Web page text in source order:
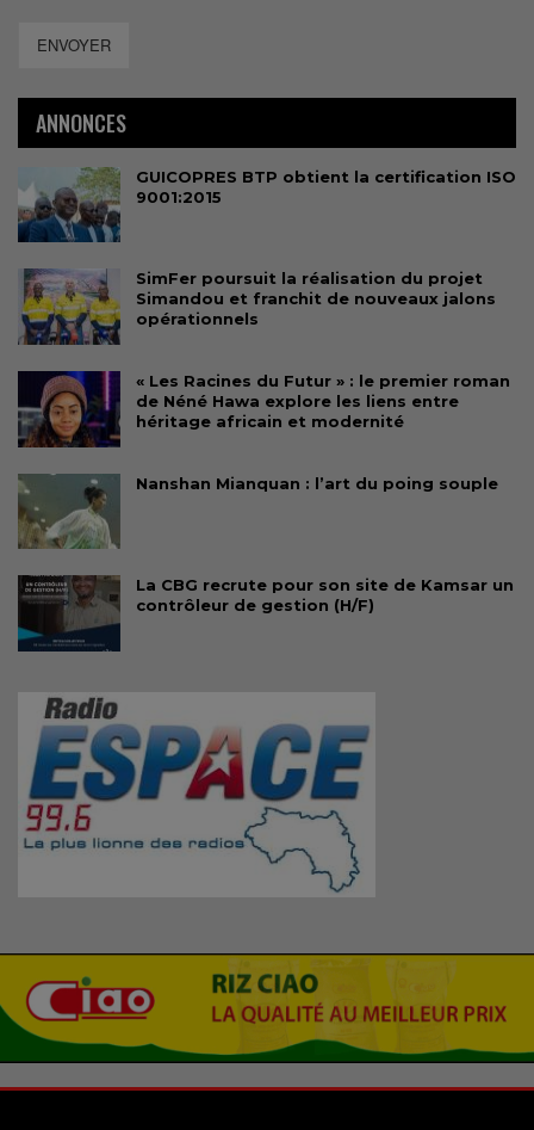
ENVOYER
ANNONCES
GUICOPRES BTP obtient la certification ISO
9001:2015
SimFer poursuit la réalisation du projet
Simandou et franchit de nouveaux jalons
opérationnels
« Les Racines du Futur » : le premier roman
de Néné Hawa explore les liens entre
héritage africain et modernité
Nanshan Mianquan : l’art du poing souple
La CBG recrute pour son site de Kamsar un
contrôleur de gestion (H/F)